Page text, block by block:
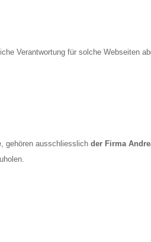
Verantwortung für solche Webseiten
gehören ausschliesslich der Firma